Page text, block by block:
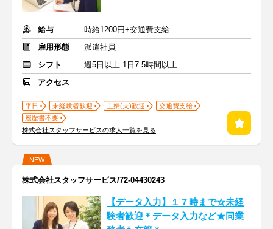
給与
時給1200円+交通費支給
雇用形態
派遣社員
シフト
週5日以上 1日7.5時間以上
アクセス
平日 未経験者歓迎 主婦(夫)歓迎
交通費支給
履歴書不要
株式会社スタッフサービスの求人一覧を見る
NEW
株式会社スタッフサービス/72-04430243
【データ入力】１７時まで☆未経
験者歓迎＊データ入力など★同業